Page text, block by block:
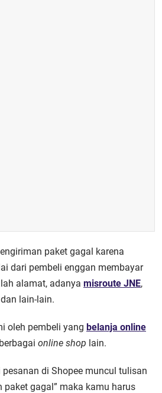
paket gagal karena
dari pembeli enggan membayar
alamat, adanya misroute JNE,
lain-lain.
oleh pembeli yang belanja online
online shop lain.
di Shopee muncul tulisan
paket gagal” maka kamu harus